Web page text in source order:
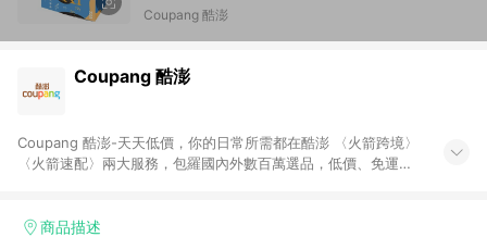
Coupang 酷澎
Coupang 酷澎
Coupang 酷澎-天天低價，你的日常所需都在酷澎 〈火箭跨境〉
〈火箭速配〉兩大服務，包羅國內外數百萬選品，低價、免運，
加入WOW會員告別湊免運，火箭速配、火箭跨境優質選品不限金
商品描述